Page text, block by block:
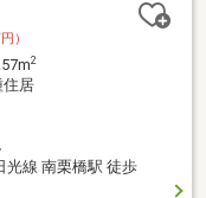
）
2
居
光線 南栗橋駅 徒歩